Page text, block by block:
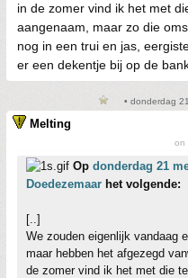
in de zomer vind ik het met
aangenaam, maar zo die
nog in een trui en jas,
er een dekentje bij op de
• donderdag
Melting
on
Op donderdag 21
Doedezemaar het volgende:
[..]
We zouden eigenlijk vandaag
maar hebben het afgezegd
de zomer vind ik het met die